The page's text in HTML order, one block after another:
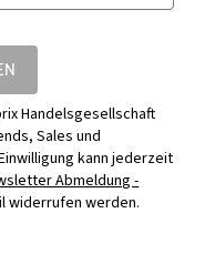
Handelsgesellschaft
Sales und
kann jederzeit
Abmeldung -
widerrufen werden.